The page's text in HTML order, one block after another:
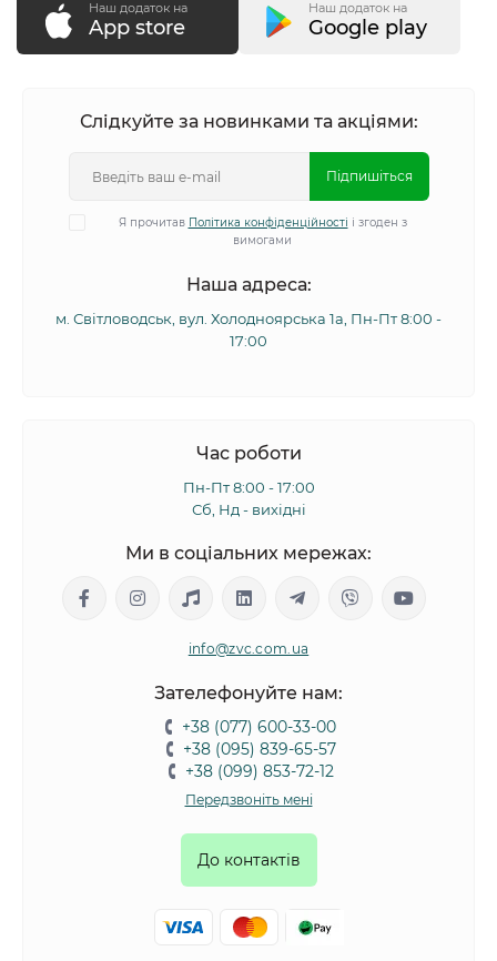
Наш додаток на
App store
Наш додаток на
Google play
Слідкуйте за новинками та акціями:
Підпишіться
Я прочитав Політика конфіденційності і згоден з
вимогами
Наша адреса:
м. Світловодськ, вул. Холодноярська 1а, Пн-Пт 8:00 -
17:00
Час роботи
Пн-Пт 8:00 - 17:00
Сб, Нд - вихідні
Ми в соціальних мережах:
info@zvc.com.ua
Зателефонуйте нам:
+38 (077) 600-33-00
+38 (095) 839-65-57
+38 (099) 853-72-12
Передзвоніть мені
До контактів